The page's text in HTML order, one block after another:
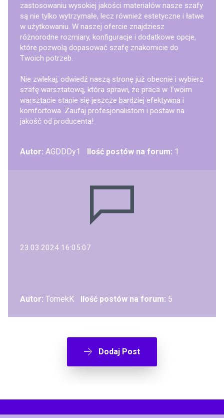
zastosowaniu wysokiej jakości materiałów nasze szafy
są nie tylko wytrzymałe, lecz również estetyczne i łatwe
w użytkowaniu. W naszej ofercie znajdziesz
różnorodne rozmiary, konfiguracje i dodatkowe opcje,
które pozwolą dopasować szafę znakomicie do
Twoich potrzeb.
Nie zwlekaj, odwiedź naszą stronę już obecnie i wybierz
szafę warsztatową, która sprawi, że praca w Twoim
warsztacie stanie się jeszcze bardziej efektywna i
komfortowa. Zaufaj profesjonalistom i postaw na
jakość od producenta!
Autor: AGDDDy1 Ilość postów na forum: 1
23.03.2024 16:05:07
Autor: TomekK Ilość postów na forum: 5
Dodaj Post